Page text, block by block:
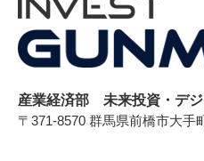
産業経済部
未来投資・デ
〒371-8570 群馬県前橋市大手